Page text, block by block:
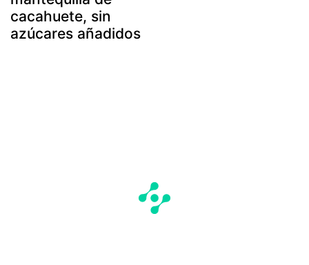
cacahuete, sin
azúcares añadidos